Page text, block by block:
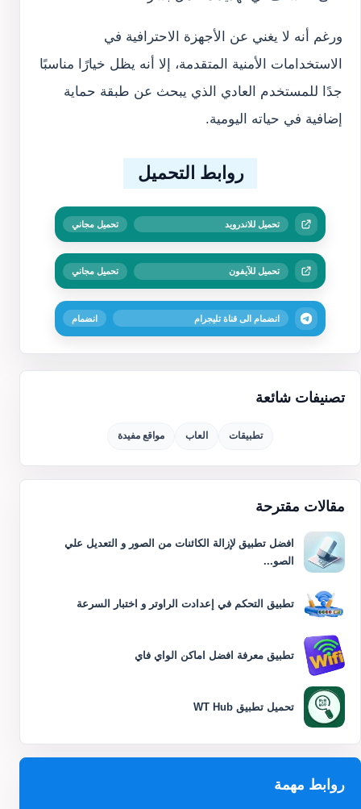
تصنيفات شائعة
تطبيقات العاب مواقع مفيدة
مقالات مقترحة
افضل تطبيق لإزالة الكائنات من الصور و التعديل علي
الصو...
تطبيق التحكم في إعدادت الراوتر و اختبار السرعة
تطبيق معرفة افضل اماكن الواي فاي
تحميل تطبيق WT Hub
روابط مهمة
ورغم أنه لا يغني عن الأجهزة الاحترافية في
الاستخدامات الأمنية المتقدمة، إلا أنه يظل خيارًا مناسبًا
جدًا للمستخدم العادي الذي يبحث عن طبقة حماية
إضافية في حياته اليومية.
روابط التحميل
تحميل للاندرويد تحميل مجاني
تحميل للآيفون تحميل مجاني
انضمام الى قناة تليجرام انضمام